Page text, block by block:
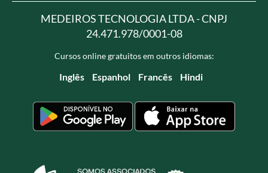
MEDEIROS TECNOLOGIA LTDA - CNPJ
24.471.978/0001-08
Cursos online gratuitos em outros idiomas:
Inglês Espanhol Francês Hindi